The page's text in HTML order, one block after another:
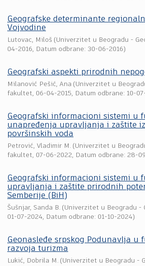
Geografske determinante
Vojvodine
Lutovac, Miloš (Univerzitet u Beogradu -
04-2016, Datum odbrane: 30-06-2016)
Geografski aspekti prirodnih
Milanović Pešić, Ana (Univerzitet u
fakultet, 06-04-2015, Datum odbrane: 10-
Geografski informacioni sistemi u
unapređenja upravljanja i zaštite
površinskih voda
Petrović, Vladimir M. (Univerzitet u
fakultet, 07-06-2022, Datum odbrane: 28-
Geografski informacioni sistemi u
upravljanja i zaštite prirodnih
Semberije (BiH)
Šušnjar, Sanda B. (Univerzitet u Beogradu -
01-07-2024, Datum odbrane: 01-10-2024)
Geonasleđe srpskog Podunavlja u
razvoja turizma
Lukić, Dobrila M. (Univerzitet u Beogradu -